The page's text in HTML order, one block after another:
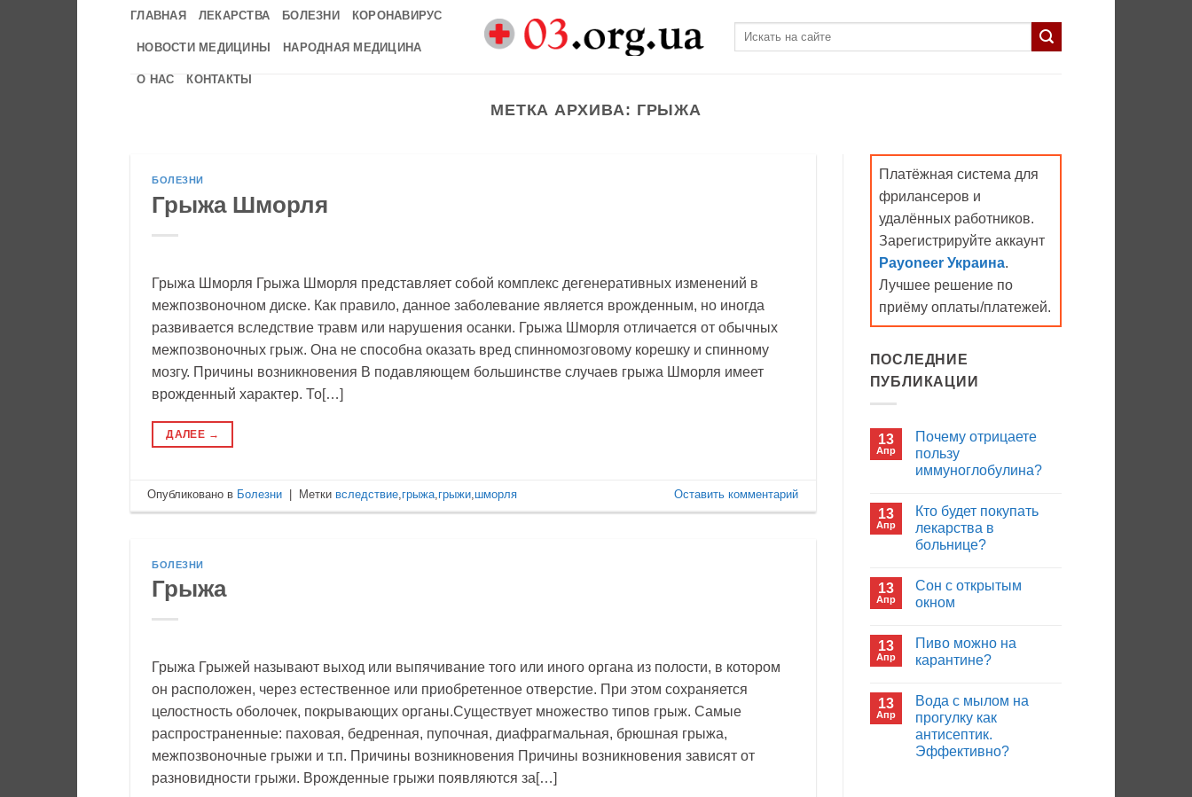
ГЛАВНАЯ ЛЕКАРСТВА БОЛЕЗНИ КОРОНАВИРУС
НОВОСТИ МЕДИЦИНЫ НАРОДНАЯ МЕДИЦИНА
О НАС КОНТАКТЫ
МЕТКА АРХИВА: ГРЫЖА
БОЛЕЗНИ
Грыжа Шморля
Грыжа Шморля Грыжа Шморля представляет собой комплекс дегенеративных изменений в
межпозвоночном диске. Как правило, данное заболевание является врожденным, но иногда
развивается вследствие травм или нарушения осанки. Грыжа Шморля отличается от обычных
межпозвоночных грыж. Она не способна оказать вред спинномозговому корешку и спинному
мозгу. Причины возникновения В подавляющем большинстве случаев грыжа Шморля имеет
врожденный характер. То[…]
ДАЛЕЕ →
Опубликовано в Болезни Метки вследствие,грыжа,грыжи,шморля Оставить комментарий
БОЛЕЗНИ
Грыжа
Грыжа Грыжей называют выход или выпячивание того или иного органа из полости, в котором
он расположен, через естественное или приобретенное отверстие. При этом сохраняется
целостность оболочек, покрывающих органы.Существует множество типов грыж. Самые
распространенные: паховая, бедренная, пупочная, диафрагмальная, брюшная грыжа,
межпозвоночные грыжи и т.п. Причины возникновения Причины возникновения зависят от
разновидности грыжи. Врожденные грыжи появляются за[…]
Платёжная система для
фрилансеров и
удалённых работников.
Зарегистрируйте аккаунт
Payoneer Украина.
Лучшее решение по
приёму оплаты/платежей.
ПОСЛЕДНИЕ
ПУБЛИКАЦИИ
13
Апр
Почему отрицаете
пользу
иммуноглобулина?
записи
Почему
отрицаете
пользу
13
Апр
Кто будет покупать
лекарства в
больнице?
записи
Кто
будет
больнице?
13
Апр
Сон с открытым
окном
записи
Сон
с
13
Апр
Пиво можно на
карантине?
записи
Пиво
можно
на
карантине?
13
Апр
Вода с мылом на
прогулку как
антисептик.
Эффективно?